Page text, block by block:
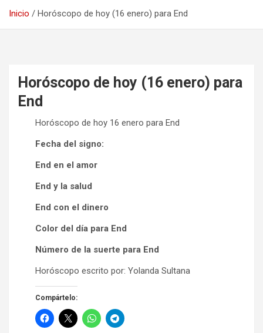
Inicio Horóscopo de hoy (16 enero) para End
Horóscopo de hoy (16 enero) para
End
Horóscopo de hoy 16 enero para End
Fecha del signo:
End en el amor
End y la salud
End con el dinero
Color del día para End
Número de la suerte para End
Horóscopo escrito por: Yolanda Sultana
Compártelo: